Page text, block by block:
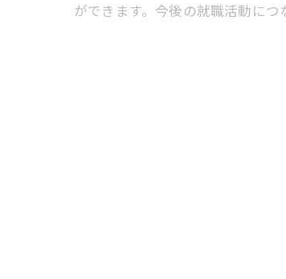
ができます。今後の就職活動につ